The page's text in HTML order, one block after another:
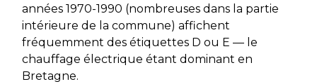
années 1970-1990 (nombreuses dans la partie
intérieure de la commune) affichent
fréquemment des étiquettes D ou E — le
chauffage électrique étant dominant en
Bretagne.